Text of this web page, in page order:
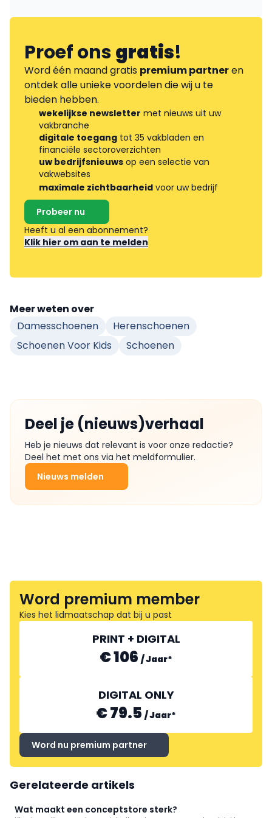
Proef onsgratis!
Word één maand gratis premium partneren
ontdek alle unieke voordelen die wij u te
bieden hebben.
wekelijkse newsletter met nieuws uit uw
vakbranche
digitale toegang tot 35 vakbladen en
financiële sectoroverzichten
uw bedrijfsnieuws op een selectie van
vakwebsites
maximale zichtbaarheid voor uw bedrijf
Probeer nu
Heeft u al een abonnement?
Klik hier om aan te melden
Meer weten over
Damesschoenen
Herenschoenen
Schoenen Voor Kids
Schoenen
Deel je (nieuws)verhaal
Heb je nieuws dat relevant is voor onze redactie?
Deel het met ons via het meldformulier.
Nieuws melden
Word premium member
Kies het lidmaatschap dat bij u past
PRINT + DIGITAL
€ 106 /Jaar*
DIGITAL ONLY
€ 79.5 /Jaar*
Word nu premium partner
Gerelateerde artikels
Wat maakt een conceptstore sterk?